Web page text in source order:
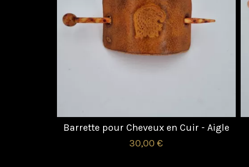
Barrette pour Cheveux en Cuir - Aigle
30,00 €